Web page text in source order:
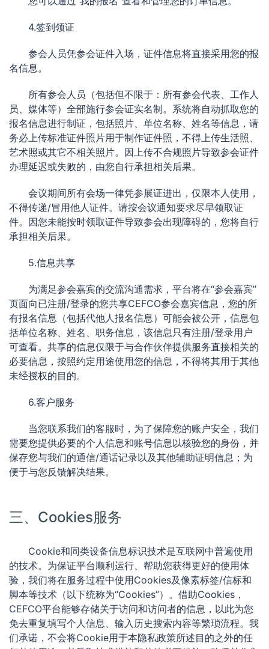
4.签到领证
参会人员凭参会证件入场，证件信息将直接采用您的报
名信息。
所有参会人员（包括但不限于：所有参会代表、工作人
员、媒体等）全部施行参会证实名制。系统将自动抓取您的
报名信息进行制证，包括照片、单位名称、姓名等信息，请
务必上传标准证件照片用于制作证件照，不得上传生活照、
艺术照或其它不相关照片。因上传不合规照片导致参会证件
办理延迟或失败的，由您自行承担相关后果。
会议期间所有会场一律凭参展证进出，仅限本人使用，
不得传递/冒用他人证件。请按会议通知要求尽早领取证
件。因您未能按时领取证件导致参会出现障碍的，您将自行
承担相关后果。
5.信息共享
为满足参会嘉宾的交流沟通需求，平台将在“参会嘉宾”
页面向已注册/登录的您共享CEFCO参会嘉宾信息，您的所
有报名信息（包括代他人报名信息）可能会被公开，信息包
括单位名称、姓名、职务信息，该信息只有注册/登录用户
可查看。共享的信息仅限于与合作伙伴提供服务直接相关的
必要信息，按照约定用途使用您的信息，不得将其用于其他
未经授权的目的。
6.客户服务
当您联系我们的客服时，为了保障您的账户安全，我们
需要您提供必要的个人信息和账号信息以核验您的身份，并
保存您与我们的通信/通话记录以及其他辅助证明信息；为
便于与您反馈解决结果。
三、Cookies服务
Cookie和同类设备信息标识技术是互联网中普遍使用
的技术。为保证平台顺利运行、帮助您获得更好的使用体
验，我们将在服务过程中使用Cookies及像素标签/信标和
脚本等技术（以下统称为“Cookies”）。借助Cookies，
CEFCO平台能够存储关于访问和访问者的信息，以此为您
免去重复填写个人信息、输入历史搜索内容等繁琐流程。我
们承诺，不会将Cookie用于本隐私政策所述目的之外的任